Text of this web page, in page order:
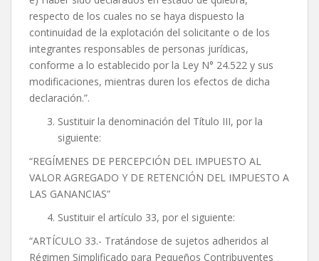
respecto de los cuales no se haya dispuesto la
continuidad de la explotación del solicitante o de los
integrantes responsables de personas jurídicas,
conforme a lo establecido por la Ley N° 24.522 y sus
modificaciones, mientras duren los efectos de dicha
declaración.”.
Sustituir la denominación del Título III, por la
siguiente:
“REGÍMENES DE PERCEPCIÓN DEL IMPUESTO AL
VALOR AGREGADO Y DE RETENCIÓN DEL IMPUESTO A
LAS GANANCIAS”
Sustituir el artículo 33, por el siguiente:
“ARTÍCULO 33.- Tratándose de sujetos adheridos al
Régimen Simplificado para Pequeños Contribuyentes